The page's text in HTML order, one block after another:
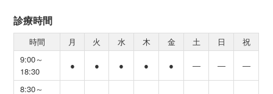
診療時間
時間 月 火 水 木 金 土 日
祝
9:00～
18:30
● ● ● ● ● ― ― ―
8:30～